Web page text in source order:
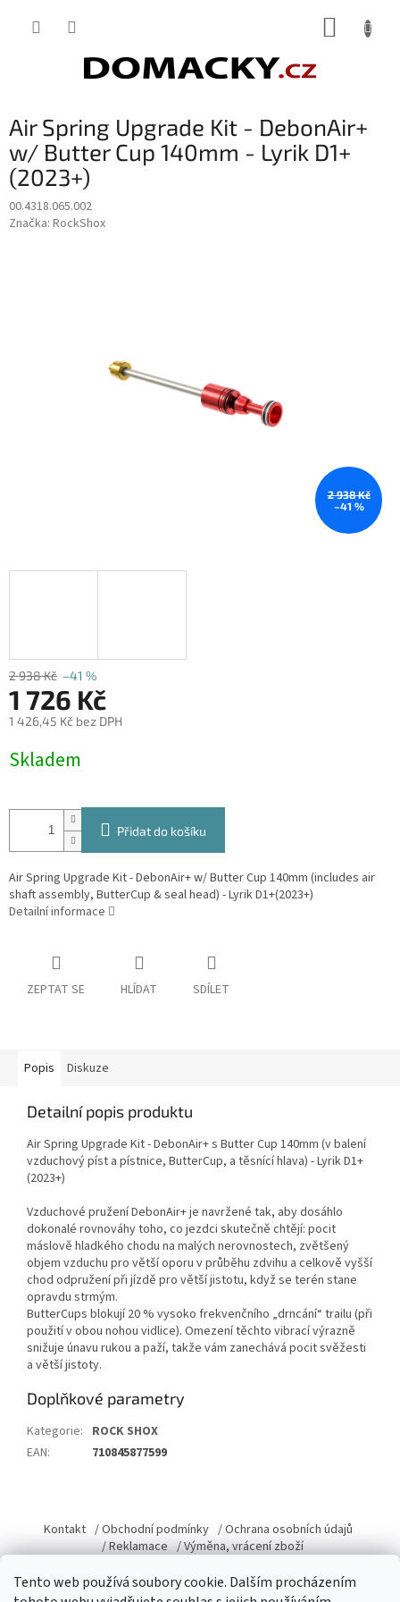
Tento web používá soubory cookie. Dalším procházením
Air Spring Upgrade Kit - DebonAir+
w/ Butter Cup 140mm - Lyrik D1+
(2023+)
00.4318.065.002
Značka: RockShox
2 938 Kč
–41 %
2 938 Kč –41 %
1 726 Kč
1 426,45 Kč bez DPH
cena:
Skladem
Přidat do košíku
Air Spring Upgrade Kit - DebonAir+ w/ Butter Cup 140mm (includes air
shaft assembly, ButterCup & seal head) - Lyrik D1+(2023+)
Detailní informace
ZEPTAT SE HLÍDAT SDÍLET
Popis Diskuze
Detailní popis produktu
Air Spring Upgrade Kit - DebonAir+ s Butter Cup 140mm (v balení
vzduchový píst a pístnice, ButterCup, a těsnící hlava) - Lyrik D1+
(2023+)
Vzduchové pružení DebonAir+ je navržené tak, aby dosáhlo
dokonalé rovnováhy toho, co jezdci skutečně chtějí: pocit
máslově hladkého chodu na malých nerovnostech, zvětšený
objem vzduchu pro větší oporu v průběhu zdvihu a celkově vyšší
chod odpružení při jízdě pro větší jistotu, když se terén stane
opravdu strmým.
ButterCups blokují 20 % vysoko frekvenčního „drncání“ trailu (při
použití v obou nohou vidlice). Omezení těchto vibrací výrazně
snižuje únavu rukou a paží, takže vám zanechává pocit svěžesti
a větší jistoty.
Doplňkové parametry
Kategorie: ROCK SHOX
EAN: 710845877599
p
a
Kontakt / Obchodní podmínky / Ochrana osobních údajů
/ Reklamace / Výměna, vrácení zboží